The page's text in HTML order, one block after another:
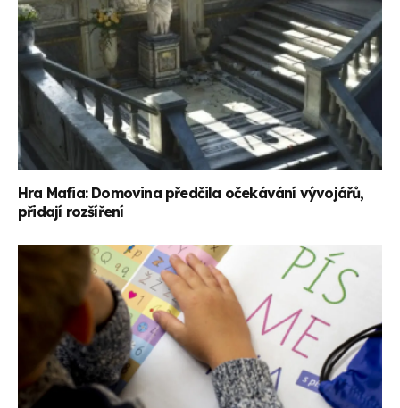
Hra Mafia: Domovina předčila očekávání vývojářů,
přidají rozšíření